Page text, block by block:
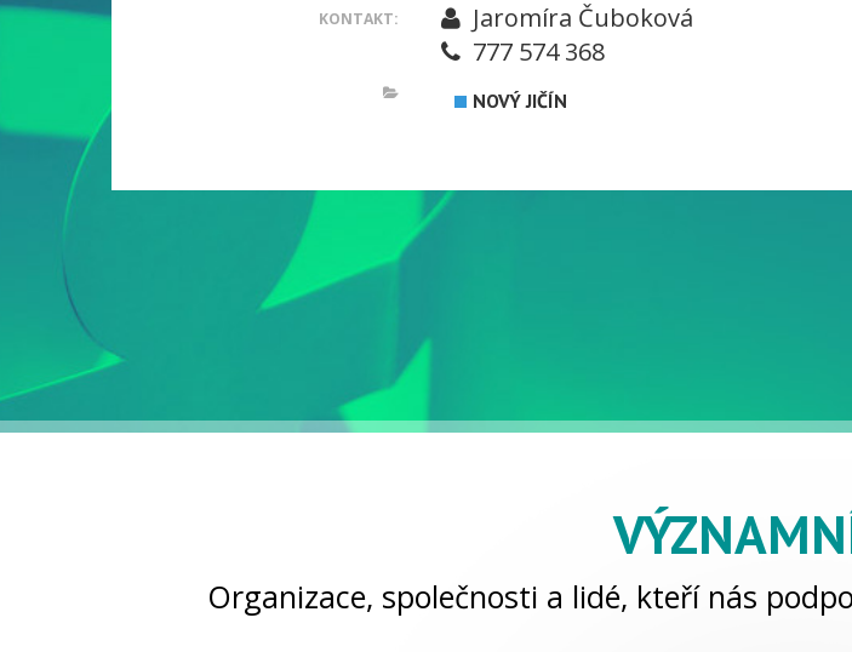
KONTAKT:
Jaromíra Čuboková
777 574 368
NOVÝ JIČÍN
Organizace, společnosti a lidé, kteří nás